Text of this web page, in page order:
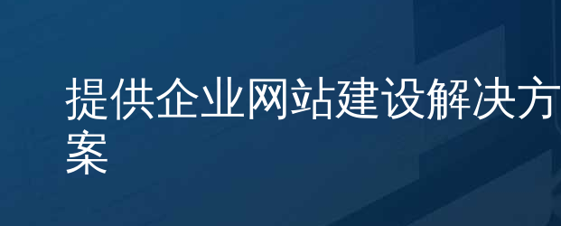
提供企业网站建设解决方
案